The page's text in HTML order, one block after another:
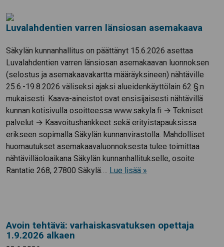
Luvalahdentien varren länsiosan asemakaava
Säkylän kunnanhallitus on päättänyt 15.6.2026 asettaa
Luvalahdentien varren länsiosan asemakaavan luonnoksen
(selostus ja asemakaavakartta määräyksineen) nähtäville
25.6.-19.8.2026 väliseksi ajaksi alueidenkäyttölain 62 §:n
mukaisesti. Kaava-aineistot ovat ensisijaisesti nähtävillä
kunnan kotisivulla osoitteessa www.sakyla.fi → Tekniset
palvelut → Kaavoitushankkeet sekä erityistapauksissa
erikseen sopimalla Säkylän kunnanvirastolla. Mahdolliset
huomautukset asemakaavaluonnoksesta tulee toimittaa
nähtävilläoloaikana Säkylän kunnanhallitukselle, osoite
Rantatie 268, 27800 Säkylä…. Lue lisää »
Avoin tehtävä: varhaiskasvatuksen opettaja
1.9.2026 alkaen